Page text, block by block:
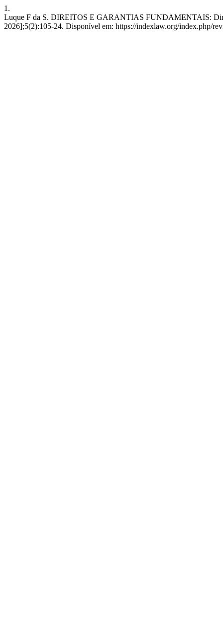
1.
Luque F da S. DIREITOS E GARANTIAS FUNDAMENTAIS:
2026];5(2):105-24. Disponível em: https://indexlaw.org/index.php/